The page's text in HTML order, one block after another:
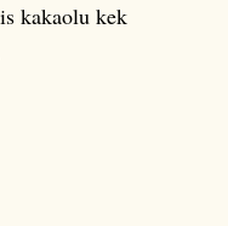
kakaolu kek